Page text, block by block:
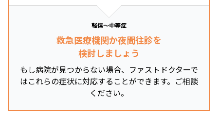
軽傷～中等症
救急医療機関か夜間往診を
検討しましょう
もし病院が見つからない場合、ファストドクターで
はこれらの症状に対応することができます。ご相談
ください。